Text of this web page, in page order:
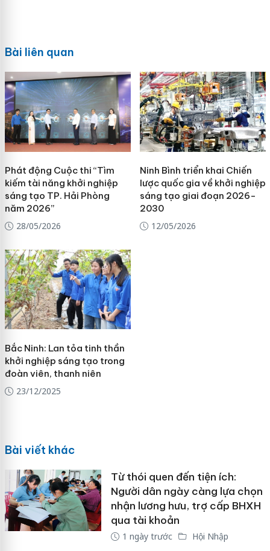
Bài liên quan
Phát động Cuộc thi “Tìm
kiếm tài năng khởi nghiệp
sáng tạo TP. Hải Phòng
năm 2026”
28/05/2026
Ninh Bình triển khai Chiến
lược quốc gia về khởi nghiệp
sáng tạo giai đoạn 2026-
2030
12/05/2026
Bắc Ninh: Lan tỏa tinh thần
khởi nghiệp sáng tạo trong
đoàn viên, thanh niên
23/12/2025
Bài viết khác
Từ thói quen đến tiện ích:
Người dân ngày càng lựa chọn
nhận lương hưu, trợ cấp BHXH
qua tài khoản
1 ngày trước Hội Nhập